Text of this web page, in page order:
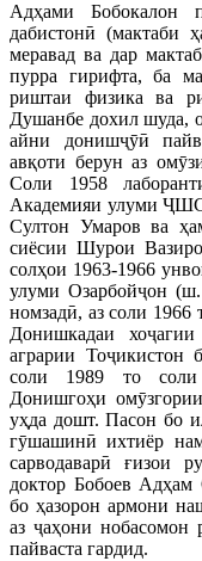
Адҳами Бобокалон
дабистонӣ (мактаби
меравад ва дар
пурра гирифта, ба
риштаи физика ва
Душанбе дохил шуда,
айни донишҷӯӣ
авқоти берун аз
Соли 1958
Академияи улуми ҶШС
Султон Умаров ва
сиёсии Шурои
солҳои 1963-1966
улуми Озарбойҷон
номзадӣ, аз соли 1966
Донишкадаи
аграрии
соли 1989 то соли
Донишгоҳи
уҳда дошт. Пасон бо
гӯшашинӣ ихтиёр
сарводаварӣ ғизои
доктор Бобоев
бо ҳазорон армони
аз ҷаҳони нобасомон
пайваста гардид.